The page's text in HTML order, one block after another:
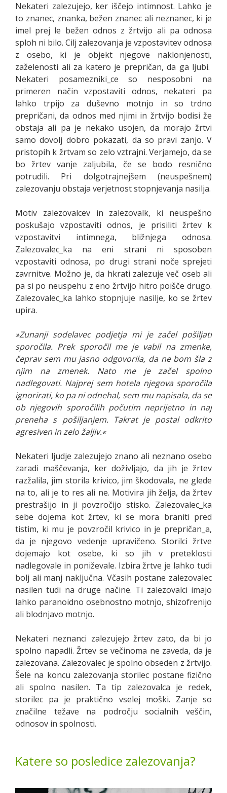
Nekateri zalezujejo, ker iščejo intimnost. Lahko je
to znanec, znanka, bežen znanec ali neznanec, ki je
imel prej le bežen odnos z žrtvijo ali pa odnosa
sploh ni bilo. Cilj zalezovanja je vzpostavitev odnosa
z osebo, ki je objekt njegove naklonjenosti,
zaželenosti ali za katero je prepričan, da ga ljubi.
Nekateri posamezniki_ce so nesposobni na
primeren način vzpostaviti odnos, nekateri pa
lahko trpijo za duševno motnjo in so trdno
prepričani, da odnos med njimi in žrtvijo bodisi že
obstaja ali pa je nekako usojen, da morajo žrtvi
samo dovolj dobro pokazati, da so pravi zanjo. V
pristopih k žrtvam so zelo vztrajni. Verjamejo, da se
bo žrtev vanje zaljubila, če se bodo resnično
potrudili. Pri dolgotrajnejšem (neuspešnem)
zalezovanju obstaja verjetnost stopnjevanja nasilja.
Motiv zalezovalcev in zalezovalk, ki neuspešno
poskušajo vzpostaviti odnos, je prisiliti žrtev k
vzpostavitvi intimnega, bližnjega odnosa.
Zalezovalec_ka na eni strani ni sposoben
vzpostaviti odnosa, po drugi strani noče sprejeti
zavrnitve. Možno je, da hkrati zalezuje več oseb ali
pa si po neuspehu z eno žrtvijo hitro poišče drugo.
Zalezovalec_ka lahko stopnjuje nasilje, ko se žrtev
upira.
»Zunanji sodelavec podjetja mi je začel pošiljati
sporočila. Prek sporočil me je vabil na zmenke,
čeprav sem mu jasno odgovorila, da ne bom šla z
njim na zmenek. Nato me je začel spolno
nadlegovati. Najprej sem hotela njegova sporočila
ignorirati, ko pa ni odnehal, sem mu napisala, da se
ob njegovih sporočilih počutim neprijetno in naj
preneha s pošiljanjem. Takrat je postal odkrito
agresiven in zelo žaljiv.«
Nekateri ljudje zalezujejo znano ali neznano osebo
zaradi maščevanja, ker doživljajo, da jih je žrtev
razžalila, jim storila krivico, jim škodovala, ne glede
na to, ali je to res ali ne. Motivira jih želja, da žrtev
prestrašijo in ji povzročijo stisko. Zalezovalec_ka
sebe dojema kot žrtev, ki se mora braniti pred
tistim, ki mu je povzročil krivico in je prepričan_a,
da je njegovo vedenje upravičeno. Storilci žrtve
dojemajo kot osebe, ki so jih v preteklosti
nadlegovale in poniževale. Izbira žrtve je lahko tudi
bolj ali manj naključna. Včasih postane zalezovalec
nasilen tudi na druge načine. Ti zalezovalci imajo
lahko paranoidno osebnostno motnjo, shizofrenijo
ali blodnjavo motnjo.
Nekateri neznanci zalezujejo žrtev zato, da bi jo
spolno napadli. Žrtev se večinoma ne zaveda, da je
zalezovana. Zalezovalec je spolno obseden z žrtvijo.
Šele na koncu zalezovanja storilec postane fizično
ali spolno nasilen. Ta tip zalezovalca je redek,
storilec pa je praktično vselej moški. Zanje so
značilne težave na področju socialnih veščin,
odnosov in spolnosti.
Katere so posledice zalezovanja?